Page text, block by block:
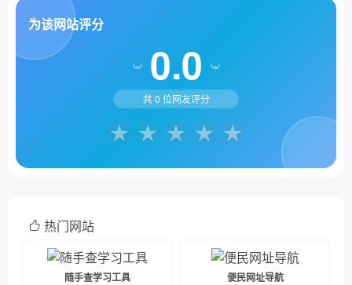
为该网站评分
0.0
共0 位网友评分
热门网站
随手查学习工具 便民网址导航